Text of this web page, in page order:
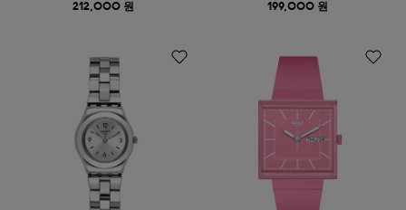
212,000 원 199,000 원